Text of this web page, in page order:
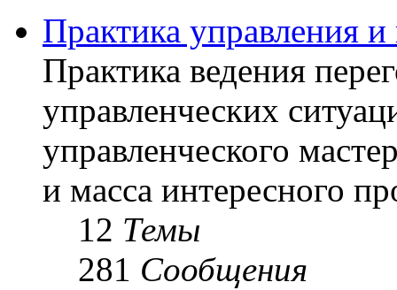
Практика управления и
Практика ведения
управленческих
управленческого
и масса интересного
12 Темы
281 Сообщения